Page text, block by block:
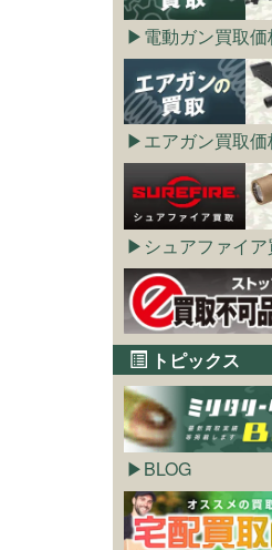
電動ガン買取価
エアガン買取価
シュアファイ
トピックス
BLOG